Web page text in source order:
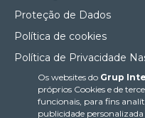
Os websites do Grup
próprios Cookies e de
funcionais, para fins
publicidade
Proteção de Dados
Política de cookies
Política de Privacidade
Canal de denúncias
Colaborações editoriais